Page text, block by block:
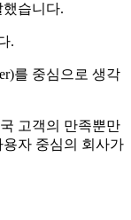
습니다.
.
를 중심으로 생각
고객의 만족뿐만
자 중심의 회사가